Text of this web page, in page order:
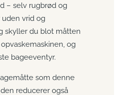
– selv rugbrød og
uden vrid og
skyller du blot måtten
og
bageeventyr.
som denne
reducerer også